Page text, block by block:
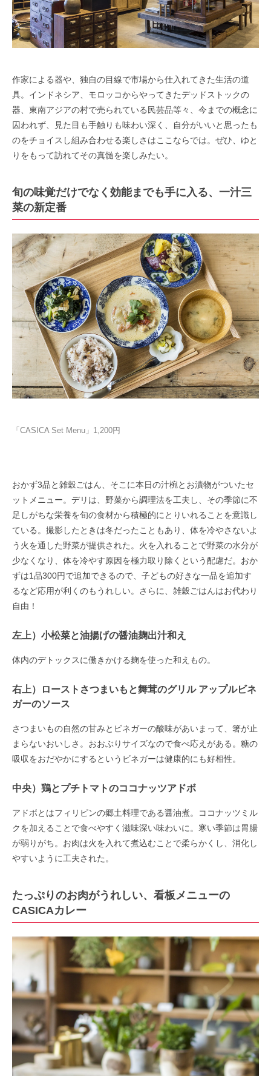
作家による器や、独自の目線で市場から仕入れてきた生活の道
具。インドネシア、モロッコからやってきたデッドストックの
器、東南アジアの村で売られている民芸品等々、今までの概念に
囚われず、見た目も手触りも味わい深く、自分がいいと思ったも
のをチョイスし組み合わせる楽しさはここならでは。ぜひ、ゆと
りをもって訪れてその真髄を楽しみたい。
旬の味覚だけでなく効能までも手に入る、一汁三
菜の新定番
「CASICA Set Menu」1,200円
おかず3品と雑穀ごはん、そこに本日の汁椀とお漬物がついたセ
ットメニュー。デリは、野菜から調理法を工夫し、その季節に不
足しがちな栄養を旬の食材から積極的にとりいれることを意識し
ている。撮影したときは冬だったこともあり、体を冷やさないよ
う火を通した野菜が提供された。火を入れることで野菜の水分が
少なくなり、体を冷やす原因を極力取り除くという配慮だ。おか
ずは1品300円で追加できるので、子どもの好きな一品を追加す
るなど応用が利くのもうれしい。さらに、雑穀ごはんはお代わり
自由！
左上）小松菜と油揚げの醤油麹出汁和え
体内のデトックスに働きかける麹を使った和えもの。
右上）ローストさつまいもと舞茸のグリル アップルビネ
ガーのソース
さつまいもの自然の甘みとビネガーの酸味があいまって、箸が止
まらないおいしさ。おおぶりサイズなので食べ応えがある。糖の
吸収をおだやかにするというビネガーは健康的にも好相性。
中央）鶏とプチトマトのココナッツアドボ
アドボとはフィリピンの郷土料理である醤油煮。ココナッツミル
クを加えることで食べやすく滋味深い味わいに。寒い季節は胃腸
が弱りがち。お肉は火を入れて煮込むことで柔らかくし、消化し
やすいように工夫された。
たっぷりのお肉がうれしい、看板メニューの
CASICAカレー